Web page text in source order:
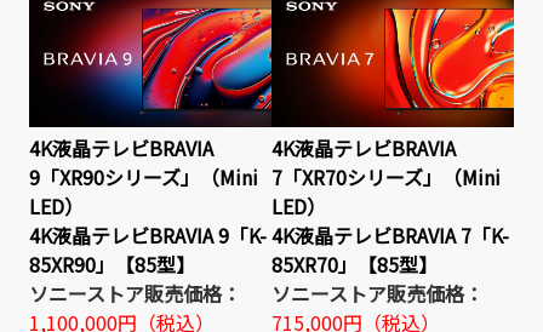
4K液晶テレビBRAVIA
9「XR90シリーズ」（Mini
LED）
4K液晶テレビBRAVIA 9「K-
85XR90」【85型】
ソニーストア販売価格：
1,100,000円（税込）
4K液晶テレビBRAVIA
7「XR70シリーズ」（Mini
LED）
4K液晶テレビBRAVIA 7「K-
85XR70」【85型】
ソニーストア販売価格：
715,000円（税込）